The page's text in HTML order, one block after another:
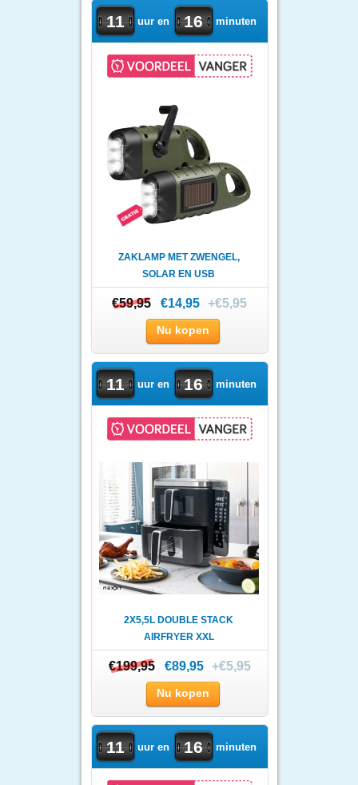
11 uur en 16 minuten
ZAKLAMP MET ZWENGEL,
SOLAR EN USB
€59,95
€59,95 €14,95 +€5,95
Nu kopen
11 uur en 16 minuten
2X5,5L DOUBLE STACK
AIRFRYER XXL
€199,95
€199,95 €89,95 +€5,95
Nu kopen
11 uur en 16 minuten